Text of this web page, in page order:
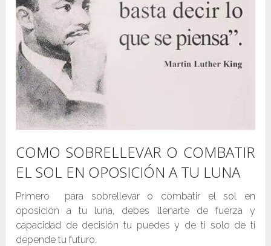
COMO SOBRELLEVAR O COMBATIR
EL SOL EN OPOSICIÓN A TU LUNA
Primero para sobrellevar o combatir el sol en
oposición a tu luna, debes llenarte de fuerza y
capacidad de decisión tu puedes y de ti solo de ti
depende tu futuro.